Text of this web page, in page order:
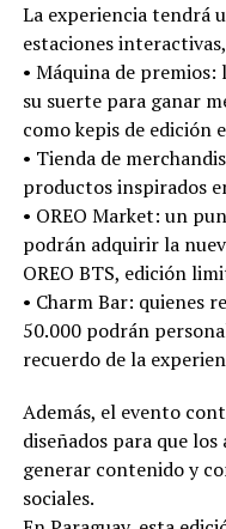
La experiencia tendrá
estaciones
•⁠ ⁠Máquina de
su suerte para ganar
como kepis de edición
•⁠ ⁠Tienda de
productos inspirados
•⁠ ⁠OREO Market: un
podrán adquirir la
OREO BTS, edición
•⁠ ⁠Charm Bar: quienes
50.000 podrán
recuerdo de la
Además, el evento
diseñados para que
generar contenido y
sociales.